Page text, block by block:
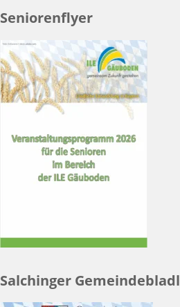
Seniorenflyer
Salchinger Gemeindebladl